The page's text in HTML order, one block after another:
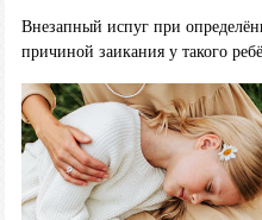
Внезапный испуг при
причиной заикания у такого